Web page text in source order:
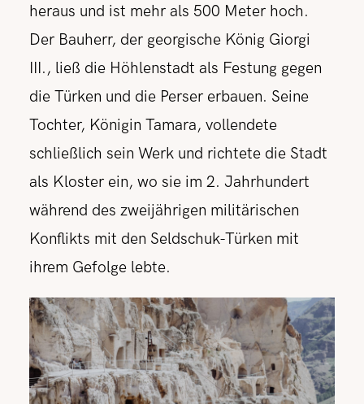
heraus und ist mehr als 500 Meter hoch.
Der Bauherr, der georgische König Giorgi
III., ließ die Höhlenstadt als Festung gegen
die Türken und die Perser erbauen. Seine
Tochter, Königin Tamara, vollendete
schließlich sein Werk und richtete die Stadt
als Kloster ein, wo sie im 2. Jahrhundert
während des zweijährigen militärischen
Konflikts mit den Seldschuk-Türken mit
ihrem Gefolge lebte.